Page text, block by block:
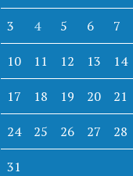
3 4 5 6 7
10 11 12 13 14
17 18 19 20 21
24 25 26 27 28
31